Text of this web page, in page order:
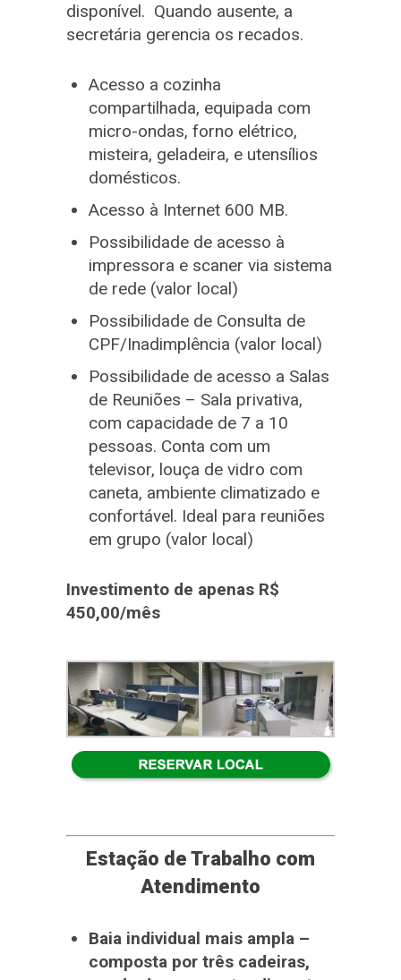
disponível. Quando ausente, a
secretária gerencia os recados.
Acesso a cozinha
compartilhada, equipada com
micro-ondas, forno elétrico,
misteira, geladeira, e utensílios
domésticos.
Acesso à Internet 600 MB.
Possibilidade de acesso à
impressora e scaner via sistema
de rede (valor local)
Possibilidade de Consulta de
CPF/Inadimplência (valor local)
Possibilidade de acesso a Salas
de Reuniões – Sala privativa,
com capacidade de 7 a 10
pessoas. Conta com um
televisor, louça de vidro com
caneta, ambiente climatizado e
confortável. Ideal para reuniões
em grupo (valor local)
Investimento de apenas R$
450,00/mês
Estação de Trabalho com
Atendimento
Baia individual mais ampla –
composta por três cadeiras,